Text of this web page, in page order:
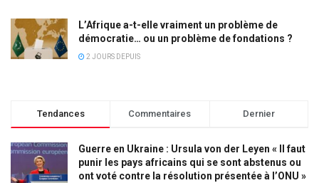
L’Afrique a-t-elle vraiment un problème de
démocratie… ou un problème de fondations ?
2 JOURS DEPUIS
Tendances Commentaires Dernier
Guerre en Ukraine : Ursula von der Leyen « Il faut
punir les pays africains qui se sont abstenus ou
ont voté contre la résolution présentée à l’ONU »